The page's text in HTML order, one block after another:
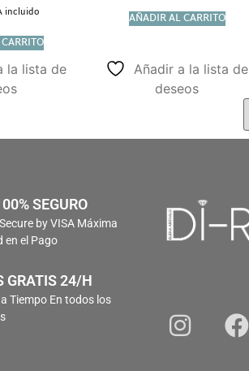
incluido
la lista de
AÑADIR AL CARRITO
Añadir a la lista de
deseos
SEGURO
by VISA Máxima
en el Pago
GRATIS 24/H
Tiempo En todos los